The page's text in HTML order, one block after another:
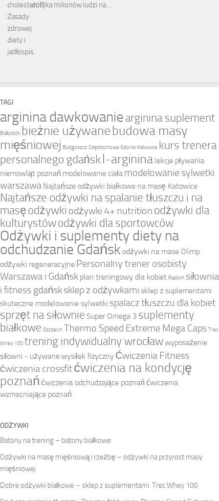
dotyka milionów ludzi na …
TAGI
arginina dawkowaniearginina suplement
Białystok bieżnie używanebudowa masy
mięśniowej Bydgoszcz Częstochowa Gdynia Katowice kurs trenera
personalnego gdańsk l-arginina lekcje pływania
niemowląt poznań modelowanie ciała modelowanie sylwetki
warszawa Najtańsze odżywki białkowe na masę Katowice
Najtańsze odżywki na spalanie tłuszczu i na
masęodżywki odżywki 4+ nutrition odżywki dla
kulturystówodżywki dla sportowców
Odżywki i suplementy diety na
odchudzanie Gdańsk odżywki na mase Olimp
odżywki regeneracyjne Personalny trener osobisty
Warszawa i Gdańsk plan treningowy dla kobiet Radom siłownia
i fitness gdańsksklep z odżywkami sklep z suplementami
skuteczne modelowanie sylwetki spalacz tłuszczu dla kobiet
sprzęt na siłownie Super Omega 3 suplementy
białkowe Szczecin Thermo Speed Extreme Mega Caps Trec
Whey 100 trening indywidualny wrocławwyposażenie
siłowni - używanewysiłek fizyczny Ćwiczenia Fitness
ćwiczenia crossfitćwiczenia na kondycję
poznań ćwiczenia odchudzające poznań ćwiczenia
wzmacniające poznań
ODŻYWKI
Batony na trening – batony białkowe
Odżywki na masę mięśniową i rzeźbę – odżywki na przyrost masy
mięśniowej
Dobre odżywki białkowe – sklep z suplementami. Trec Whey 100